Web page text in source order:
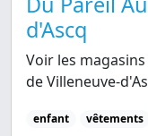
d'Ascq
Voir les
de Villeneuve-
enfant vêtements